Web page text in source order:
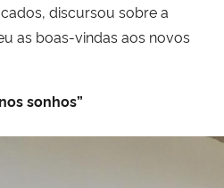
discursou sobre a
as boas-vindas aos novos
sonhos”